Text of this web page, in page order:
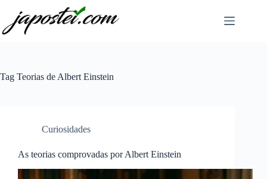
conteúdo
Tag Teorias de Albert Einstein
Curiosidades
As teorias comprovadas por Albert Einstein